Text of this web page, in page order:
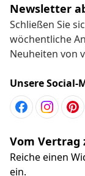
Newsletter
Schließen Sie
wöchentliche
Neuheiten von
Unsere Social-
Vom
Reiche einen
ein.